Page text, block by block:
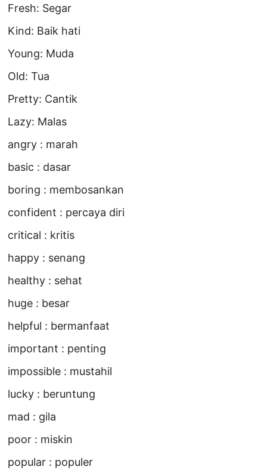
Fresh: Segar
Kind: Baik hati
Young: Muda
Old: Tua
Pretty: Cantik
Lazy: Malas
angry : marah
basic : dasar
boring : membosankan
confident : percaya diri
critical : kritis
happy : senang
healthy : sehat
huge : besar
helpful : bermanfaat
important : penting
impossible : mustahil
lucky : beruntung
mad : gila
poor : miskin
popular : populer